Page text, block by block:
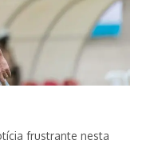
frustrante nesta